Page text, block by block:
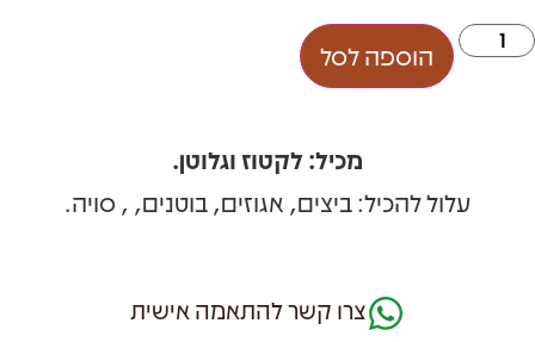
הוספה לסל
מכיל: לקטוז וגלוטן.
עלול להכיל: ביצים, אגוזים, בוטנים, , סויה.
צרו קשר להתאמה אישית